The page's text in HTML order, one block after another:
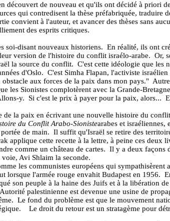
de nouveau et qu'ils ont décidé à priori
qui contredisent la thèse préfabriquée, traduire
convient à l'auteur, et avancer des thèses sans
des esprits critiques.
soi-disant nouveaux historiens. En réalité, ils ont
version de l'histoire du conflit israélo-arabe. Or,
la source du conflit. C'est cette idéologie que les
d'Oslo. C'est Simha Flapan, l'activiste
aux forces de la paix dans mon pays."
les Sionistes complotèrent avec la Grande-
y. Si c'est le prix à payer pour la paix, alors...
la paix en écrivant une nouvelle histoire du
arabes et israéliennes,
du Conflit Arabo-Sioniste
de main. Il suffit qu'Israël se retire des
applique cette recette à la lettre, à peine ces deux
comme un château de cartes. Il y a deux façons
Avi Shlaim la seconde.
les communistes européens qui sympathisèrent
lorsque l'armée rouge envahit Budapest en 1956.
son peuple à la haine des Juifs et à la libération
palestinienne est devenue une usine de
Le fond du problème est que le mouvement
Le droit du retour est un stratagème pour